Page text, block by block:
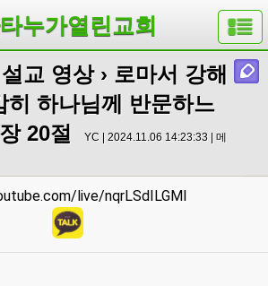
누가열린교회
교 영상› 로마서 강해
히 하나님께 반문하느
20절
YC | 2024.11.06 14:23:33 | 메
live/nqrLSdILGMI